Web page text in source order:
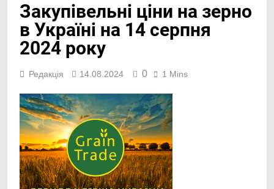
Закупівельні ціни на зерно
в Україні на 14 серпня
2024 року
Редакція 14.08.2024 0 1 Mins